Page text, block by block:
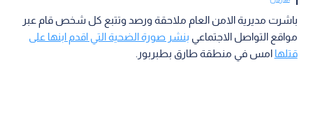
باشرت مديرية الامن العام ملاحقة ورصد وتتبع كل شخص قام عبر
مواقع التواصل الاجتماعي بنشر صورة الضحية التي اقدم ابنها على
قتلها امس في منطقة طارق بطبربور.